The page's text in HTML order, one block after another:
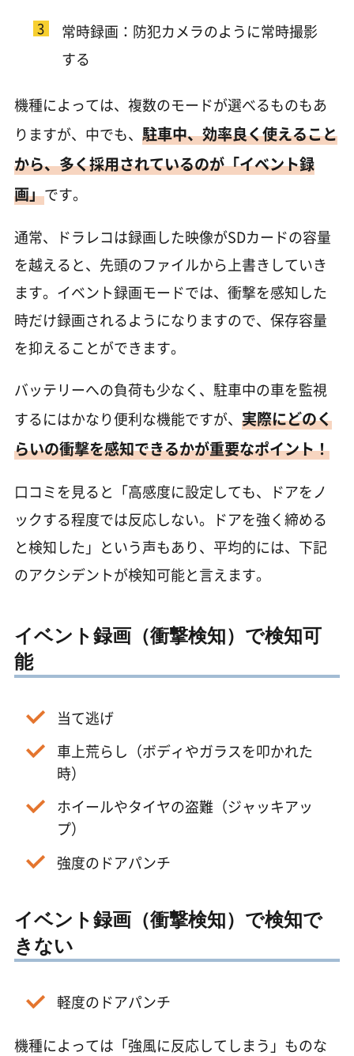
常時録画：防犯カメラのように常時撮影
する
機種によっては、複数のモードが選べるものもあ
りますが、中でも、 駐車中、効率良く使えること
から、多く採用されているのが「イベント録
画」です。
通常、ドラレコは録画した映像がSDカードの容量
を越えると、先頭のファイルから上書きしていき
ます。イベント録画モードでは、衝撃を感知した
時だけ録画されるようになりますので、保存容量
を抑えることができます。
バッテリーへの負荷も少なく、駐車中の車を監視
するにはかなり便利な機能ですが、 実際にどのく
らいの衝撃を感知できるかが重要なポイント！
口コミを見ると「高感度に設定しても、ドアをノ
ックする程度では反応しない。ドアを強く締める
と検知した」という声もあり、平均的には、下記
のアクシデントが検知可能と言えます。
イベント録画（衝撃検知）で検知可
能
当て逃げ
車上荒らし（ボディやガラスを叩かれた
時）
ホイールやタイヤの盗難（ジャッキアッ
プ）
強度のドアパンチ
イベント録画（衝撃検知）で検知で
きない
軽度のドアパンチ
機種によっては「強風に反応してしまう」ものな